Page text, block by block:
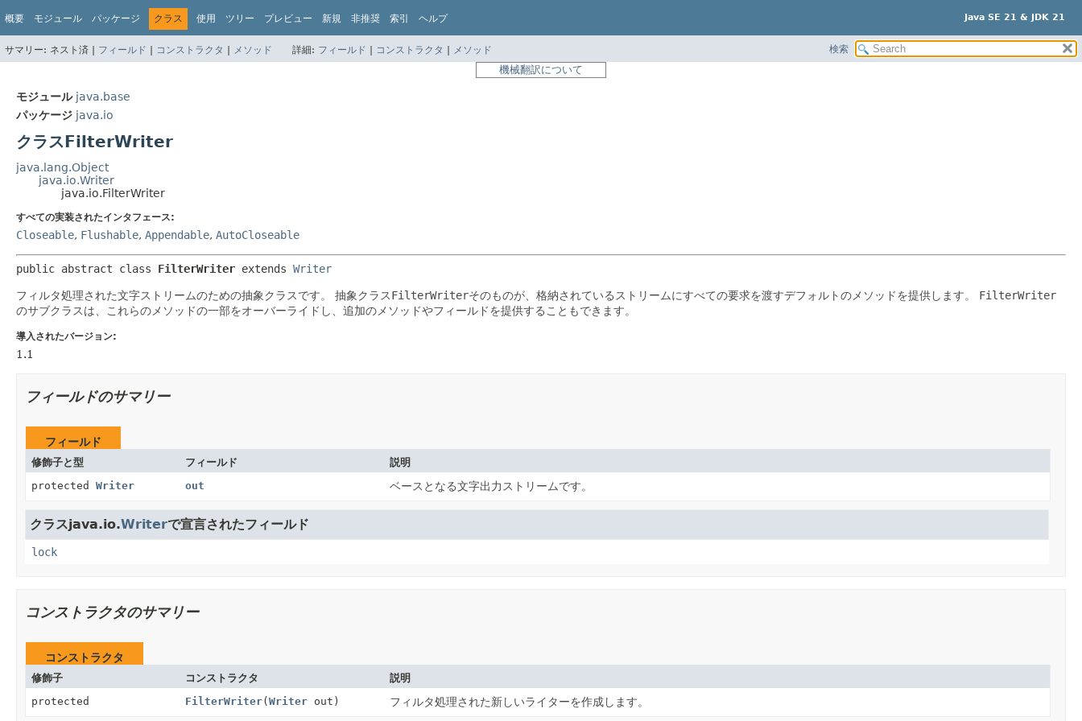
Java SE 21 & JDK 21
概要 モジュール パッケージ クラス 使用 ツリー プレビュー 新規 非推奨 索引 ヘルプ
サマリー: ネスト済 | フィールド | コンストラクタ | メソッド 詳細: フィールド | コンストラクタ | メソッド 検索
機械翻訳について
モジュール java.base
パッケージ java.io
クラスFilterWriter
java.lang.Object
java.io.Writer
java.io.FilterWriter
すべての実装されたインタフェース:
Closeable, Flushable, Appendable, AutoCloseable
public abstract class FilterWriter extends Writer
フィルタ処理された文字ストリームのための抽象クラスです。 抽象クラスFilterWriterそのものが、格納されているストリームにすべての要求を渡すデフォルトのメソッドを提供します。
FilterWriter
のサブクラスは、これらのメソッドの一部をオーバーライドし、追加のメソッドやフィールドを提供することもできます。
導入されたバージョン:
1.1
フィールドのサマリー
フィールド
修飾子と型 フィールド
説明
protected Writer out ベースとなる文字出力ストリームです。
クラスjava.io.Writerで宣言されたフィールド
lock
コンストラクタのサマリー
コンストラクタ
修飾子 コンストラクタ
説明
protected
FilterWriter(Writerout) フィルタ処理された新しいライターを作成します。